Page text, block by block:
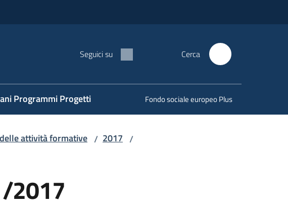
Seguici su Cerca
Programmi Progetti Fondo sociale europeo Plus
attività formative / 2017 /
2017